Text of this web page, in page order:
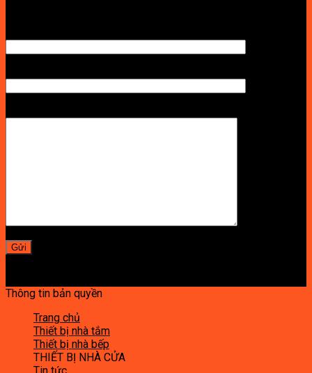
Thông tin bản quyền
Trang chủ
Thiết bị nhà tắm
Thiết bị nhà bếp
THIẾT BỊ NHÀ CỬA